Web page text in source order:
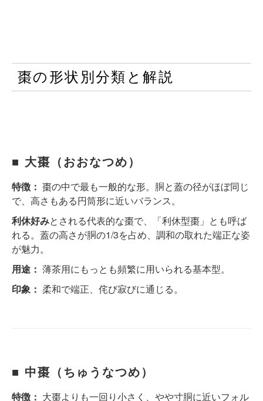
棗の形状別分類と解説
■ 大棗（おおなつめ）
特徴： 棗の中で最も一般的な形。胴と蓋の径がほぼ同じ
で、高さもある円筒形に近いバランス。
利休好みとされる代表的な棗で、「利休型棗」とも呼ば
れる。蓋の高さが胴の1/3を占め、調和の取れた端正な姿
が魅力。
用途： 薄茶用にもっとも頻繁に用いられる基本型。
印象： 柔和で端正、侘び寂びに通じる。
■ 中棗（ちゅうなつめ）
特徴： 大棗よりも一回り小さく、やや寸胴に近いフォル